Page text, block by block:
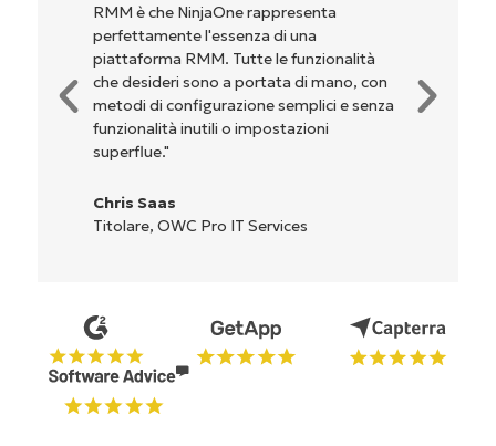
potenti funzionalità di back-end. La
configurazione e la gestione
dell'interfaccia non sono affatto
complicate. Tutte le opzioni e gli strumenti
sono indicati chiaramente e sono intuitivi, e
l'interfaccia è davvero facile da usare."
Reiffenberger.NET Technology Solutions